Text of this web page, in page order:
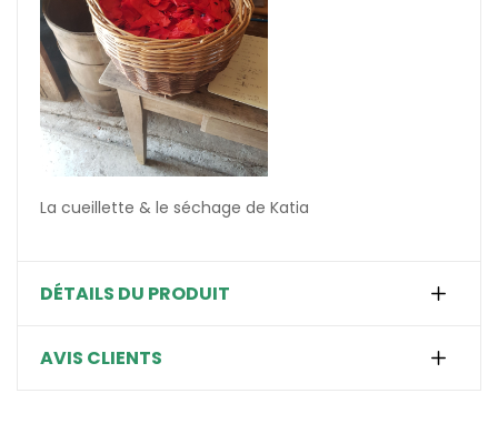
La cueillette & le séchage de Katia
DÉTAILS DU PRODUIT
AVIS CLIENTS